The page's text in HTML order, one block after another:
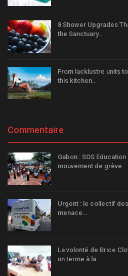
8 Shower Upgrades
the Sanctuary…
From lacklustre units
this kitchen…
Commentaire
Gabon : SOS
mouvement de grève
Urgent : le collectif
menace…
La volonté de Brice
un terme à la…